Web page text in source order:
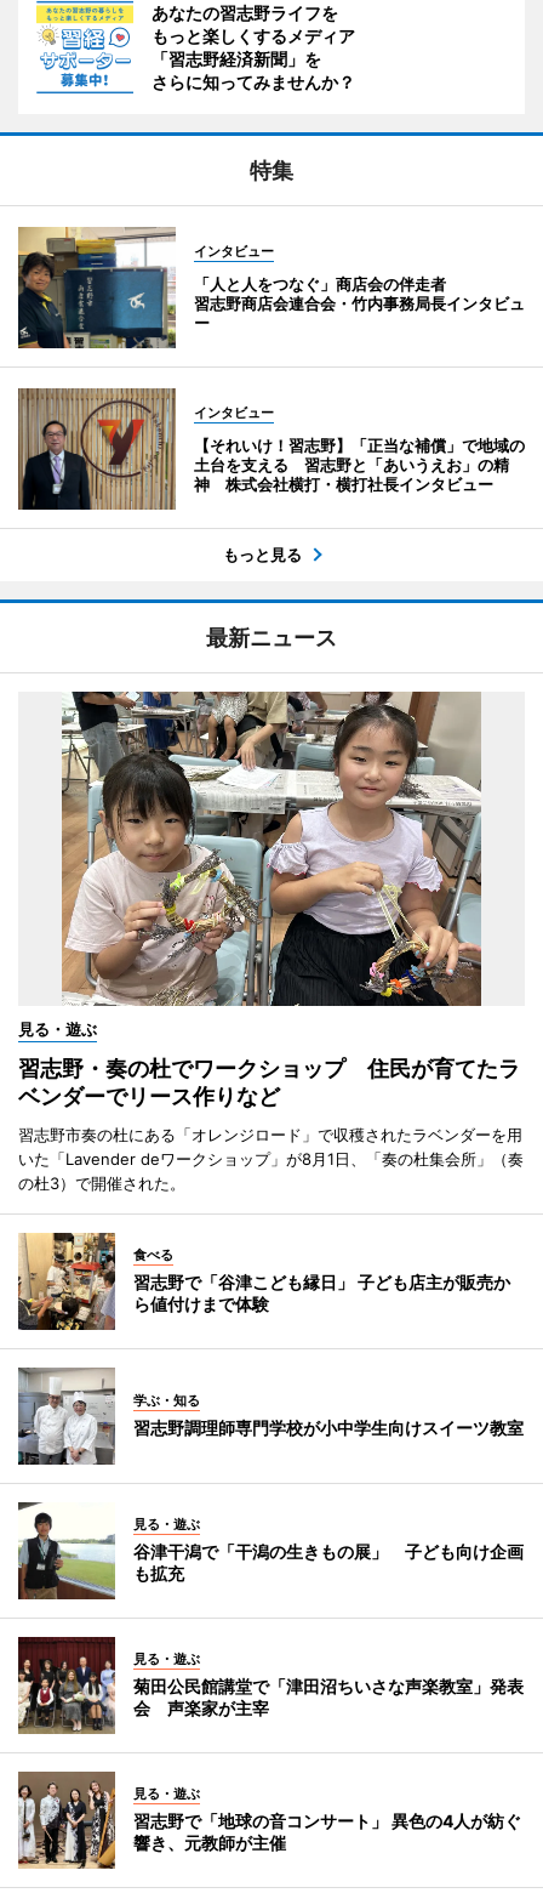
あなたの習志野ライフを
もっと楽しくするメディア
「習志野経済新聞」を
さらに知ってみませんか？
特集
インタビュー
「人と人をつなぐ」商店会の伴走者
習志野商店会連合会・竹内事務局長インタビュ
ー
インタビュー
【それいけ！習志野】「正当な補償」で地域の
土台を支える 習志野と「あいうえお」の精
神 株式会社横打・横打社長インタビュー
もっと見る
最新ニュース
見る・遊ぶ
習志野・奏の杜でワークショップ 住民が育てたラ
ベンダーでリース作りなど
習志野市奏の杜にある「オレンジロード」で収穫されたラベンダーを用
いた「Lavender deワークショップ」が8月1日、「奏の杜集会所」（奏
の杜3）で開催された。
食べる
習志野で「谷津こども縁日」 子ども店主が販売か
ら値付けまで体験
学ぶ・知る
習志野調理師専門学校が小中学生向けスイーツ教室
見る・遊ぶ
谷津干潟で「干潟の生きもの展」 子ども向け企画
も拡充
見る・遊ぶ
菊田公民館講堂で「津田沼ちいさな声楽教室」発表
会 声楽家が主宰
見る・遊ぶ
習志野で「地球の音コンサート」 異色の4人が紡ぐ
響き、元教師が主催